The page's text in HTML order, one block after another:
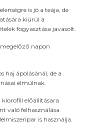
is jó a teája, de
kiürül a
fogyasztása javasolt.
napon
haj ápolásánál, de a
elmúlnak.
előállításara
való felhasználása.
is használja.